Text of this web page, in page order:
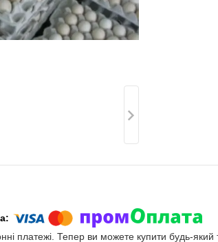
платежі. Тепер ви можете купити будь-